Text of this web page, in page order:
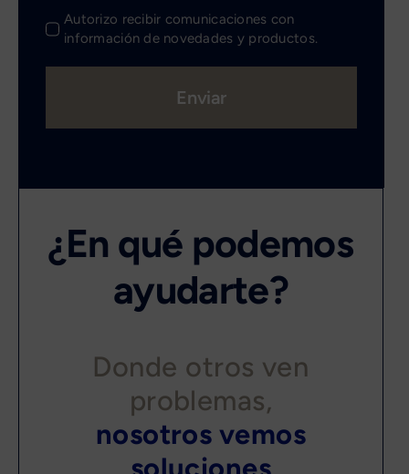
¿En qué podemos
ayudarte?
Donde otros ven
problemas,
nosotros vemos
Autorizo recibir comunicaciones con
información de novedades y productos.
Enviar